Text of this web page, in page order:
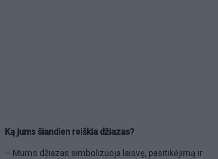
Ką jums šiandien reiškia džiazas?
– Mums džiazas simbolizuoja laisvę, pasitikėjimą ir